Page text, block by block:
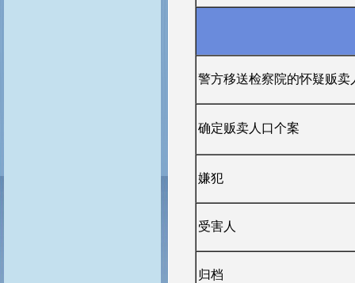
警方移送检察院的怀疑贩卖
确定贩卖人口个案
嫌犯
受害人
归档